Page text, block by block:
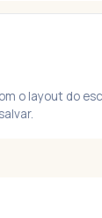
o layout do